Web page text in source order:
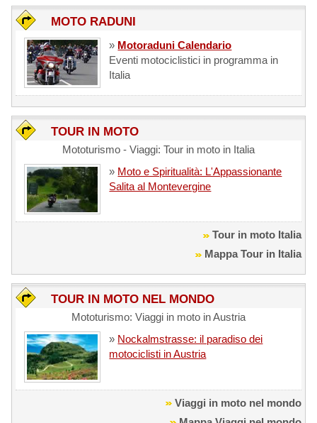
MOTO RADUNI
» Motoraduni Calendario
Eventi motociclistici in programma in
Italia
TOUR IN MOTO
Mototurismo - Viaggi: Tour in moto in Italia
» Moto e Spiritualità: L'Appassionante
Salita al Montevergine
Tour in moto Italia
Mappa Tour in Italia
TOUR IN MOTO NEL MONDO
Mototurismo: Viaggi in moto in Austria
» Nockalmstrasse: il paradiso dei
motociclisti in Austria
Viaggi in moto nel mondo